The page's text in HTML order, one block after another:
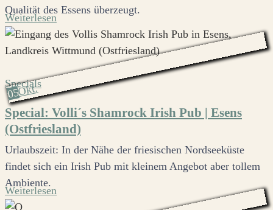
Qualität des Essens überzeugt.
Weiterlesen
05Okt.
Specials
Special: Volli´s Shamrock Irish Pub | Esens
(Ostfriesland)
Urlaubszeit: In der Nähe der friesischen Nordseeküste
findet sich ein Irish Pub mit kleinem Angebot aber tollem
Ambiente.
Weiterlesen